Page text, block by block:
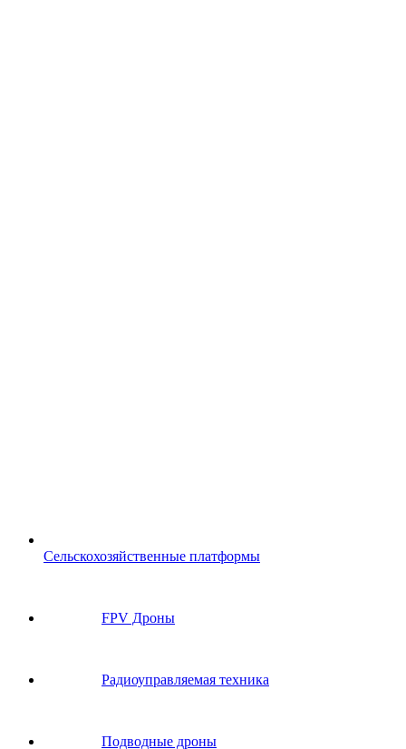
Сельскохозяйственные платформы
FPV Дроны
Радиоуправляемая техника
Подводные дроны